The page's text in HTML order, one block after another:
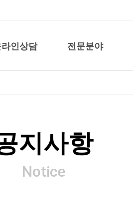
라인상담 전문분야
지사항
Notice